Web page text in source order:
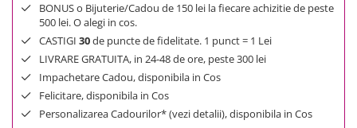
BONUS o Bijuterie/Cadou de 150 lei la fiecare achizitie de peste
500 lei. O alegi in cos.
CASTIGI 30de puncte de fidelitate. 1 punct = 1 Lei
LIVRARE GRATUITA, in 24-48 de ore, peste 300 lei
Impachetare Cadou, disponibila in Cos
Felicitare, disponibila in Cos
Personalizarea Cadourilor* (vezi detalii), disponibila in Cos